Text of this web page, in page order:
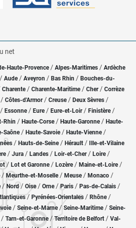
net
Haute-Provence / Alpes-Maritimes / Ardèche
Aude / Aveyron / Bas Rhin / Bouches-du-
Charente / Charente-Maritime/ Cher / Corrèze
/ Côtes-d'Armor/ Creuse/ Deux Sèvres /
Essonne / Eure/ Eure-et-Loir / Finistère/
Rhin / Haute-Corse/ Haute-Garonne/ Haute-
Saône/ Haute-Savoie/ Haute-Vienne/
/ Hauts-de-Seine/ Hérault / Ille-et-Vilaine
/ Jura / Landes / Loir-et-Cher/ Loire/
/ Lot et Garonne/ Lozère / Maine-et-Loire/
/ Meurthe-et-Moselle/ Meuse/ Monaco /
/ Nord/ Oise / Orne/Paris / Pas-de-Calais /
/ Pyrénées-Orientales / Rhône/
/ Seine-et-Marne/ Seine-Maritime/ Seine-
/ Tarn-et-Garonne/Territoire de Belfort / Val-